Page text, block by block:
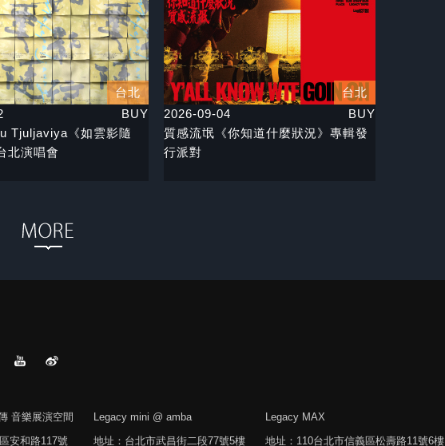
台北
BUY
Tjuljaviya《如雲影隨
北演唱會
台北
2026-09-04
BUY
質感流氓《你知道什麼狀況》專輯發
行派對
音樂展演空間 Legacy mini @ amba Legacy MAX
安和路117號 地址：台北市武昌街二段77號5樓 地址：110台北市信義區松壽路11號6樓